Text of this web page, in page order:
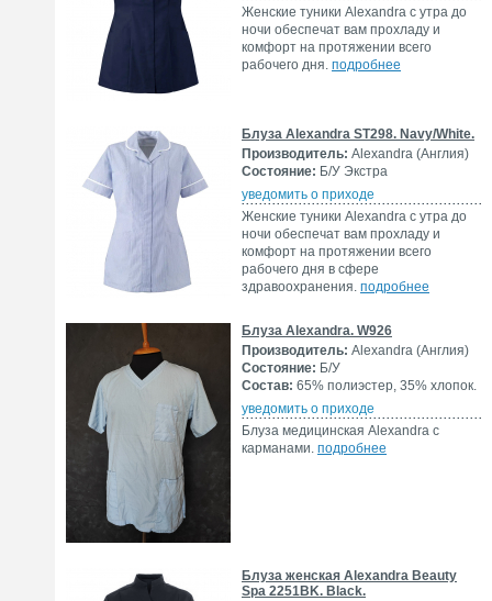
Женские туники Alexandra с утра до
ночи обеспечат вам прохладу и
комфорт на протяжении всего
рабочего дня. подробнее
Блуза Alexandra ST298. Navy/White.
Производитель: Alexandra (Англия)
Состояние: Б/У Экстра
уведомить о приходе
Женские туники Alexandra с утра до
ночи обеспечат вам прохладу и
комфорт на протяжении всего
рабочего дня в сфере
здравоохранения. подробнее
Блуза Alexandra. W926
Производитель: Alexandra (Англия)
Состояние: Б/У
Состав: 65% полиэстер, 35% хлопок.
уведомить о приходе
Блуза медицинская Alexandra с
карманами. подробнее
Блуза женская Alexandra Beauty
Spa 2251BK. Black.